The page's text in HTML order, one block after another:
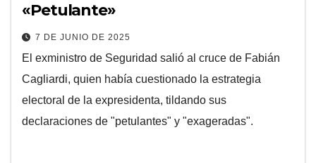
«Petulante»
7 DE JUNIO DE 2025
El exministro de Seguridad salió al cruce de Fabián
Cagliardi, quien había cuestionado la estrategia
electoral de la expresidenta, tildando sus
declaraciones de "petulantes" y "exageradas".